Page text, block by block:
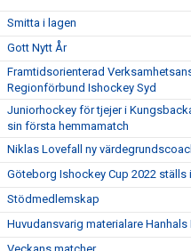
Smitta i lagen
Gott Nytt År
Framtidsorienterad
Regionförbund Ishockey Syd
Juniorhockey för tjejer i
sin första hemmamatch
Niklas Lovefall ny
Göteborg Ishockey Cup 2022 ställs
Stödmedlemskap
Huvudansvarig materialare Hanhals